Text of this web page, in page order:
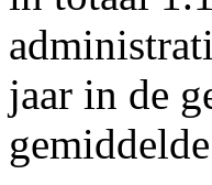
jaar in de